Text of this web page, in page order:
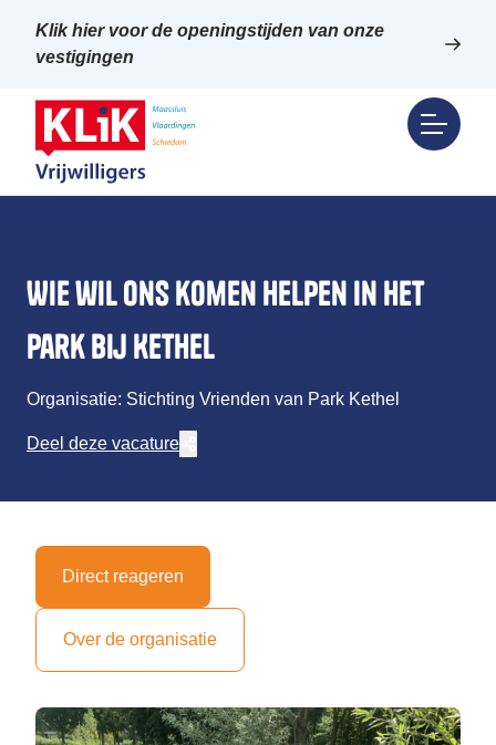
Klik hier voor de openingstijden van onze
vestigingen
Wie wil ons komen helpen in het
Park bij Kethel
Organisatie: Stichting Vrienden van Park Kethel
Deel deze vacature
Direct reageren
Over de organisatie